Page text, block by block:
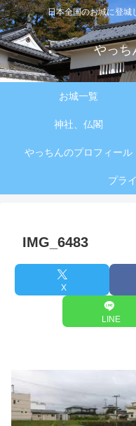
日本全国のお城に登城
やっち
お城一覧
神社、仏閣
やっちんのプロフィール
プラ
IMG_6483
X
LINE